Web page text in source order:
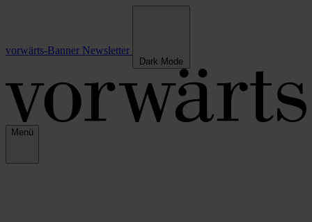
vorwärts-Banner Newsletter
Dark Mode
Menü